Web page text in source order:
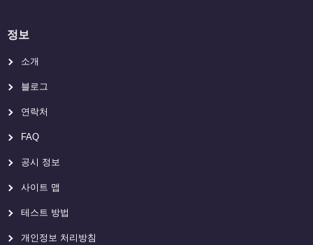
정보
소개
블로그
연락처
FAQ
공시 정보
사이트 맵
테스트 방법
개인정보 처리방침